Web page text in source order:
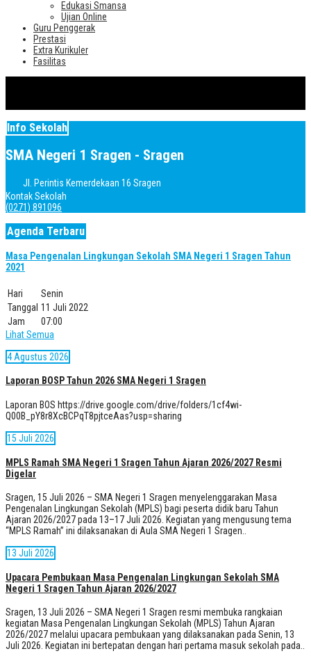
Edukasi Smansa
Ujian Online
Guru Penggerak
Prestasi
Extra Kurikuler
Fasilitas
Info Sekolah
SMA Negeri 1 Sragen - Sragen
Jl. Perintis Kemerdekaan 16 Sragen
Kontak Sekolah
(0271) 891096
Agenda Terbaru
Masa Pengenalan Lingkungan Sekolah SMA Negeri 1 Sragen Tahun
2021
Hari
Senin
Tanggal 11 Juli 2022
Jam
07:00
Lihat Semua
4 Agustus 2026
Laporan BOSP Tahun 2026 SMA Negeri 1 Sragen
Laporan BOS https://drive.google.com/drive/folders/1cf4wi-
Q00B_pY8r8XcBCPqT8pjtceAas?usp=sharing
15 Juli 2026
MPLS Ramah SMA Negeri 1 Sragen Tahun Ajaran 2026/2027 Resmi
Digelar
Sragen, 15 Juli 2026 – SMA Negeri 1 Sragen menyelenggarakan Masa
Pengenalan Lingkungan Sekolah (MPLS) bagi peserta didik baru Tahun
Ajaran 2026/2027 pada 13–17 Juli 2026. Kegiatan yang mengusung tema
“MPLS Ramah” ini dilaksanakan di Aula SMA Negeri 1 Sragen..
13 Juli 2026
Upacara Pembukaan Masa Pengenalan Lingkungan Sekolah SMA
Negeri 1 Sragen Tahun Ajaran 2026/2027
Sragen, 13 Juli 2026 – SMA Negeri 1 Sragen resmi membuka rangkaian
kegiatan Masa Pengenalan Lingkungan Sekolah (MPLS) Tahun Ajaran
2026/2027 melalui upacara pembukaan yang dilaksanakan pada Senin, 13
Juli 2026. Kegiatan ini bertepatan dengan hari pertama masuk sekolah pada..